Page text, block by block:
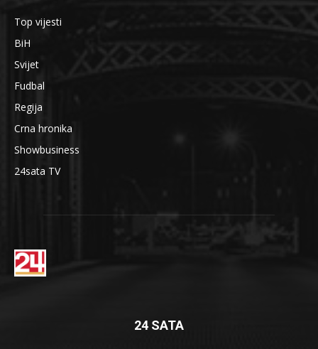
Top vijesti
BiH
Svijet
Fudbal
Regija
Crna hronika
Showbusiness
24sata TV
24 SATA